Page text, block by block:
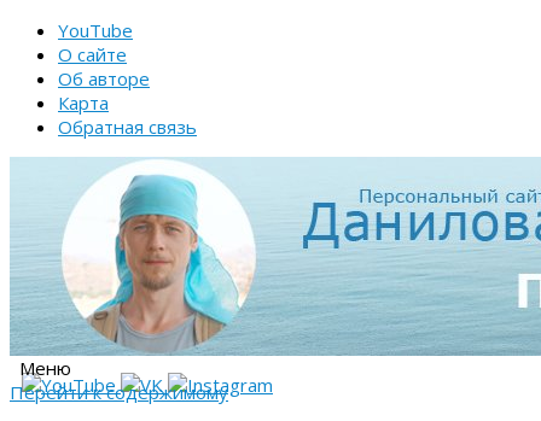
YouTube
О сайте
Об авторе
Карта
Обратная связь
Меню
Перейти к содержимому